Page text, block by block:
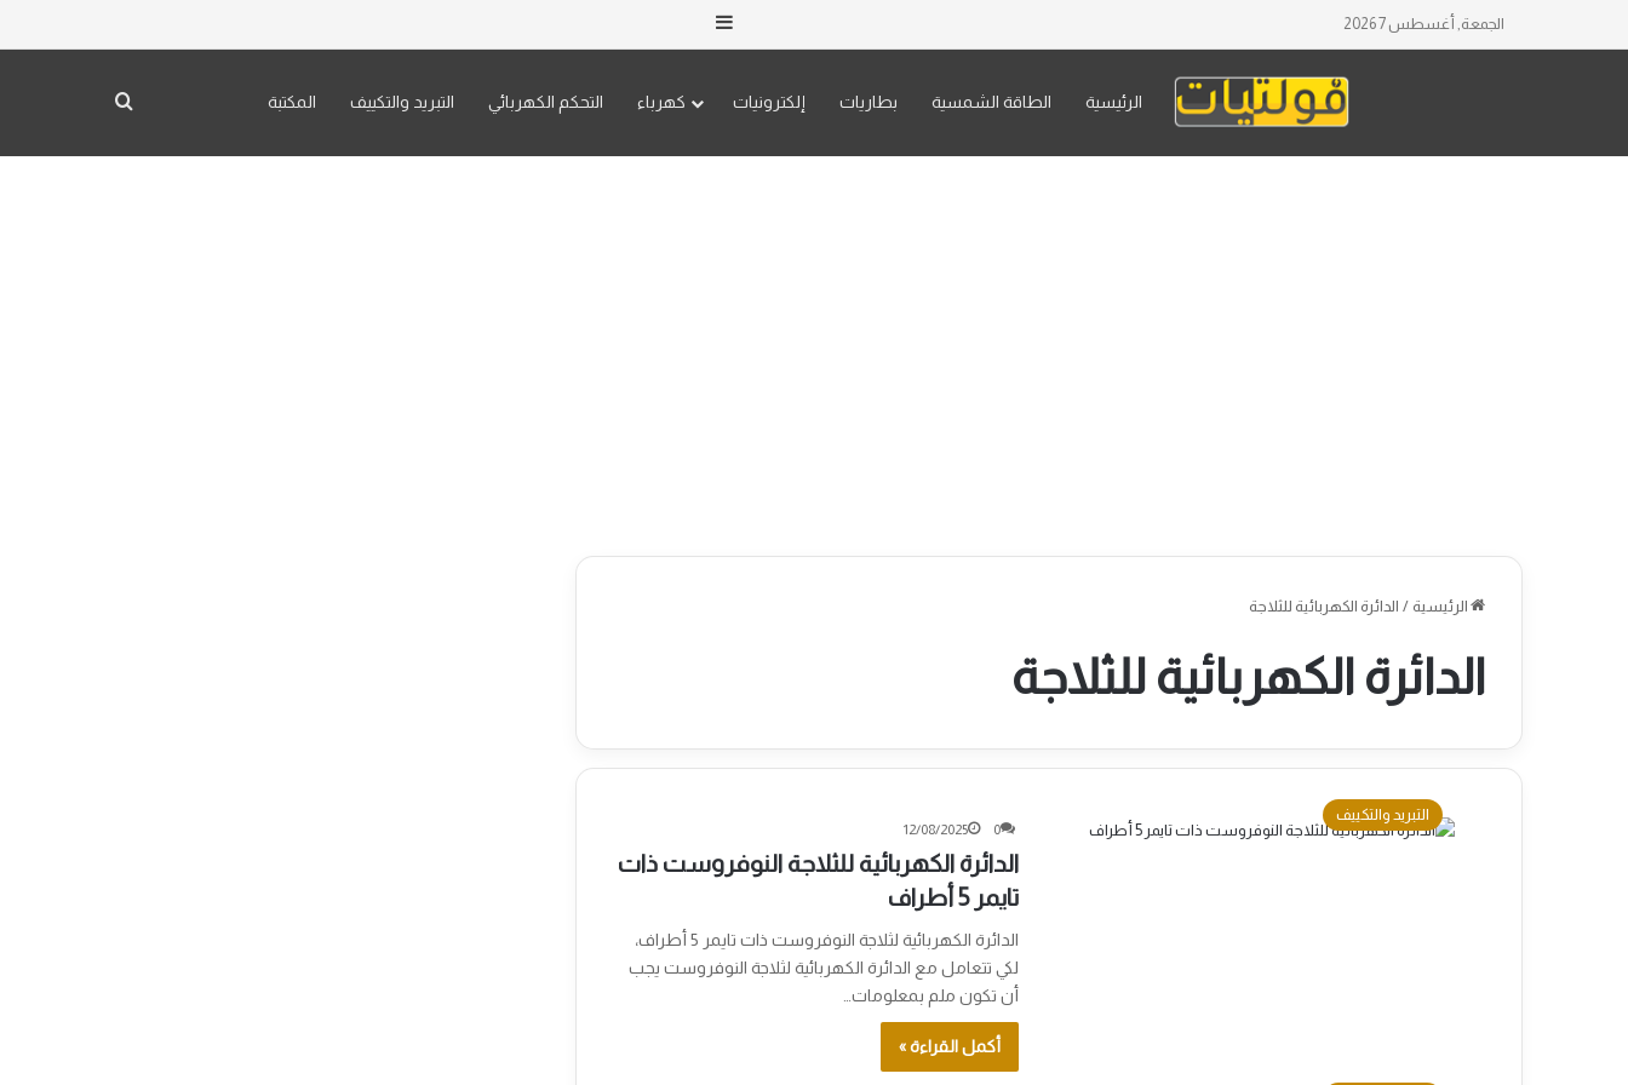
الجمعة, أغسطس 7 2026
الرئيسية الطاقة الشمسية بطاريات إلكترونيات كهرباء التحكم الكهربائي التبريد والتكييف المكتبة
الرئيسية / الدائرة الكهربائية للثلاجة
الدائرة الكهربائية للثلاجة
التبريد والتكييف
12/08/2025 0
الدائرة الكهربائية للثلاجة النوفروست ذات
تايمر 5 أطراف
الدائرة الكهربائية لثلاجة النوفروست ذات تايمر 5 أطراف،
لكي تتعامل مع الدائرة الكهربائية لثلاجة النوفروست يجب
أن تكون ملم بمعلومات…
أكمل القراءة »